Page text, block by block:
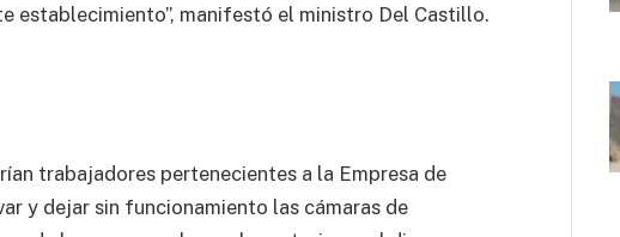
establecimiento”, manifestó el ministro Del Castillo.
trabajadores pertenecientes a la Empresa de
y dejar sin funcionamiento las cámaras de